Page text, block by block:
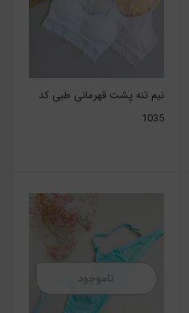
نیم تنه پشت قهرمانی طبی کد
1035
ناموجود